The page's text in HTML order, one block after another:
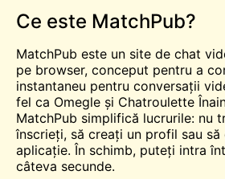
Ce este MatchPub?
MatchPub este un site de chat
pe browser, conceput pentru a
instantaneu pentru conversații
fel ca Omegle și Chatroulette
MatchPub simplifică lucrurile: nu
înscrieți, să creați un profil sau să
aplicație. În schimb, puteți intra
câteva secunde.